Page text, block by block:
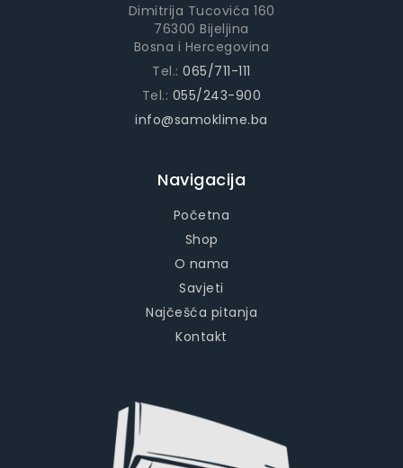
Dimitrija Tucovića 160
76300 Bijeljina
Bosna i Hercegovina
Tel.:065/711-111
Tel.: 055/243-900
info@samoklime.ba
Navigacija
Početna
Shop
O nama
Savjeti
Najčešća pitanja
Kontakt